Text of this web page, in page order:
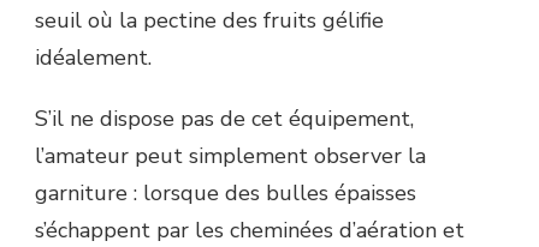
seuil où la pectine des fruits gélifie
idéalement.
S’il ne dispose pas de cet équipement,
l’amateur peut simplement observer la
garniture : lorsque des bulles épaisses
s’échappent par les cheminées d’aération et